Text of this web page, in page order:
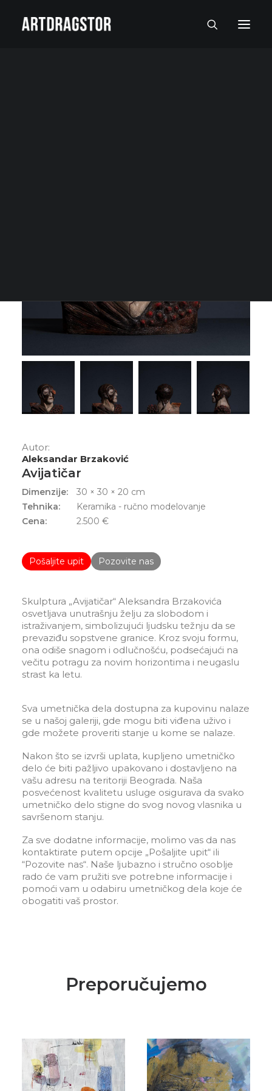
Autor:
Aleksandar Brzaković
Avijatičar
Dimenzije:
30 × 30 × 20 cm
Tehnika:
Keramika - ručno modelovanje
Cena:
2.500 €
Pošaljite upit Pozovite nas
Skulptura „Avijatičar“ Aleksandra Brzakovića
osvetljava unutrašnju želju za slobodom i
istraživanjem, simbolizujući ljudsku težnju da se
prevaziđu sopstvene granice. Kroz svoju formu,
ona odiše snagom i odlučnošću, podsećajući na
večitu potragu za novim horizontima i neugaslu
strast ka letu.
Sva umetnička dela dostupna za kupovinu nalaze
se u našoj galeriji, gde mogu biti viđena uživo i
gde možete proveriti stanje u kome se nalaze.
Nakon što se izvrši uplata, kupljeno umetničko
delo će biti pažljivo upakovano i dostavljeno na
vašu adresu na teritoriji Beograda. Naša
posvećenost kvalitetu usluge osigurava da svako
umetničko delo stigne do svog novog vlasnika u
savršenom stanju.
Za sve dodatne informacije, molimo vas da nas
kontaktirate putem opcije „Pošaljite upit“ ili
“Pozovite nas“. Naše ljubazno i stručno osoblje
rado će vam pružiti sve potrebne informacije i
pomoći vam u odabiru umetničkog dela koje će
obogatiti vaš prostor.
Preporučujemo